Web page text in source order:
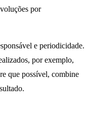
por
e periodicidade.
por exemplo,
que possível, combine